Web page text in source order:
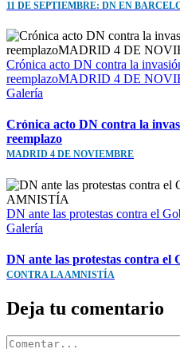
11 DE SEPTIEMBRE: DN EN
Crónica acto DN contra la
reemplazoMADRID 4 DE
Galería
Crónica acto DN contra la
reemplazo
MADRID 4 DE NOVIEMBRE
DN ante las protestas contra el
Galería
DN ante las protestas contra el
CONTRA LA AMNISTÍA
Deja tu comentario
Comentar